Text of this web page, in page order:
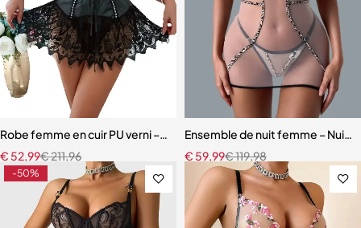
Robe femme en cuir PU verni – Dentelle à cils et détails à œillets
€211,96
€ 52,99
Ensemble de nuit femme –
€119,98
€ 59,99
-50%